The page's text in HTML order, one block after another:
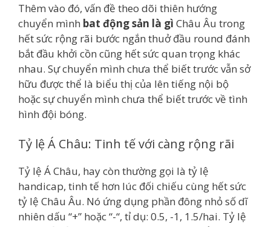
Thêm vào đó, vấn đề theo dõi thiên hướng
chuyển mình bat động sản là gì Châu Âu trong
hết sức rộng rãi bước ngắn thuở đầu round đánh
bắt đầu khởi cồn cũng hết sức quan trọng khác
nhau. Sự chuyển mình chưa thể biết trước vẫn sở
hữu được thể là biểu thị của lên tiếng nội bộ
hoặc sự chuyển mình chưa thể biết trước về tình
hình đội bóng.
Tỷ lệ Á Châu: Tinh tế với càng rộng rãi
Tỷ lệ Á Châu, hay còn thường gọi là tỷ lệ
handicap, tinh tế hơn lúc đối chiếu cùng hết sức
tỷ lệ Châu Âu. Nó ứng dụng phần đông nhỏ số dĩ
nhiên dấu “+” hoặc “-“, tỉ dụ: 0.5, -1, 1.5/hai. Tỷ lệ